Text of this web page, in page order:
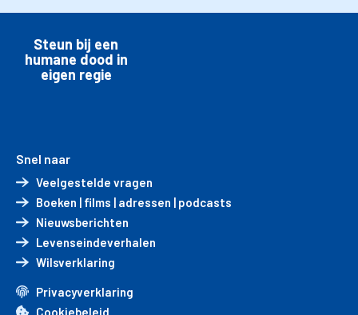
Steun bij een
humane dood in
eigen regie
Snel naar
Veelgestelde vragen
Boeken | films | adressen | podcasts
Nieuwsberichten
Levenseindeverhalen
Wilsverklaring
Privacyverklaring
Cookiebeleid